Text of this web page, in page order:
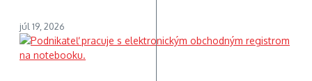
júl 19, 2026